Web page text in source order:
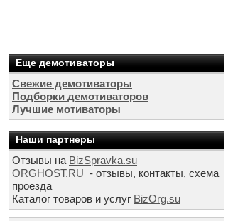
Еще демотиваторы
Свежие демотиваторы
Подборки демотиваторов
Лучшие мотиваторы
Наши партнеры
Отзывы на BizSpravka.su
ORGHOST.RU - отзывы, контакты, схема
проезда
Каталог товаров и услуг BizOrg.su